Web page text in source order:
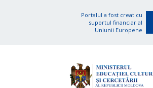
Portalul a fost creat cu
suportul financiar al
Uniunii Europene